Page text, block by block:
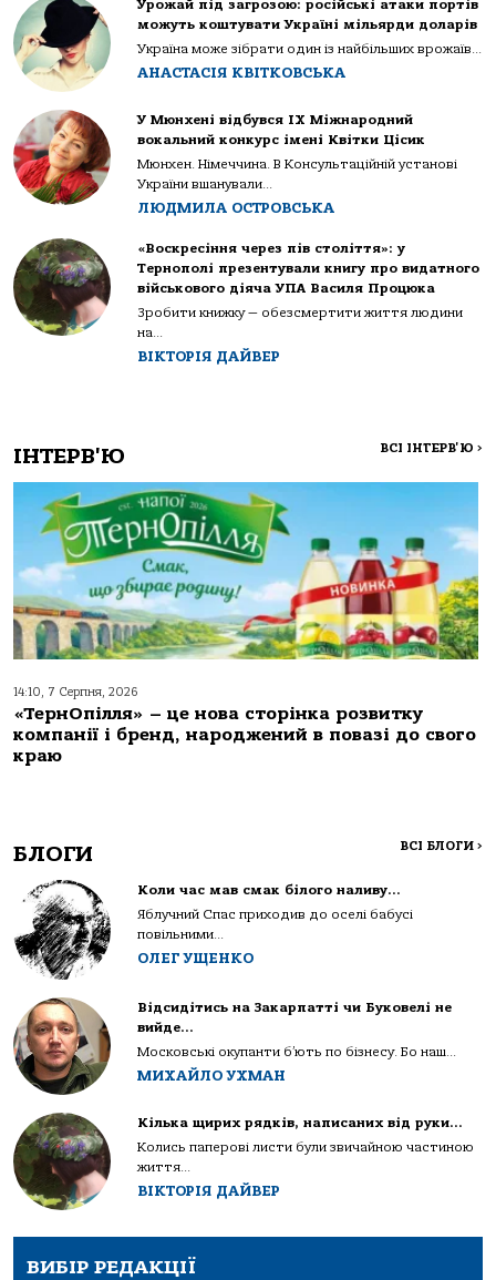
Урожай під загрозою: російські атаки портів
можуть коштувати Україні мільярди доларів
Україна може зібрати один із найбільших врожаїв...
АНАСТАСІЯ КВІТКОВСЬКА
У Мюнхені відбувся IX Міжнародний
вокальний конкурс імені Квітки Цісик
Мюнхен. Німеччина. В Консультаційній установі
України вшанували...
ЛЮДМИЛА ОСТРОВСЬКА
«Воскресіння через пів століття»: у
Тернополі презентували книгу про видатного
військового діяча УПА Василя Процюка
Зробити книжку — обезсмертити життя людини
на...
ВІКТОРІЯ ДАЙВЕР
ІНТЕРВ'Ю ВСІ ІНТЕРВ'Ю >
14:10, 7 Серпня, 2026
«ТернОпілля» – це нова сторінка розвитку
компанії і бренд, народжений в повазі до свого
краю
БЛОГИ ВСІ БЛОГИ >
Коли час мав смак білого наливу…
Яблучний Спас приходив до оселі бабусі
повільними...
ОЛЕГ УЩЕНКО
Відсидітись на Закарпатті чи Буковелі не
вийде…
Московські окупанти б’ють по бізнесу. Бо наш...
МИХАЙЛО УХМАН
Кілька щирих рядків, написаних від руки…
Колись паперові листи були звичайною частиною
життя...
ВІКТОРІЯ ДАЙВЕР
ВИБІР РЕДАКЦІЇ